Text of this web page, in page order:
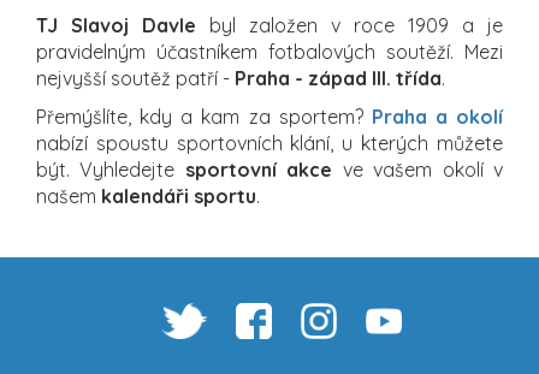
TJ Slavoj Davle byl založen v roce 1909 a je
pravidelným účastníkem fotbalových soutěží. Mezi
nejvyšší soutěž patří - Praha - západ III. třída.
Přemýšlíte, kdy a kam za sportem? Praha a okolí
nabízí spoustu sportovních klání, u kterých můžete
být. Vyhledejte sportovní akce ve vašem okolí v
našem kalendáři sportu.